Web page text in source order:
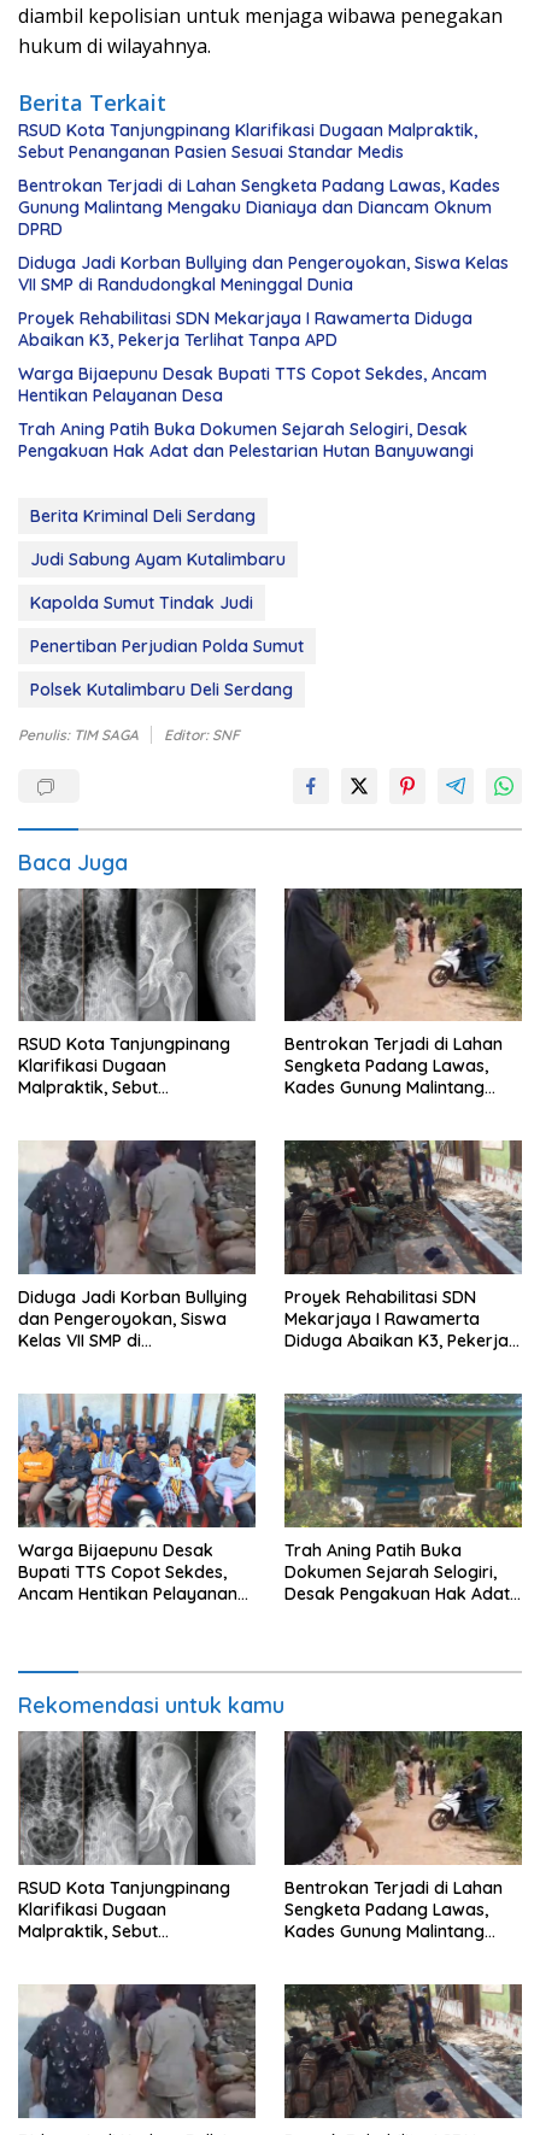
diambil kepolisian untuk menjaga wibawa penegakan
hukum di wilayahnya.
Berita Terkait
RSUD Kota Tanjungpinang Klarifikasi Dugaan Malpraktik,
Sebut Penanganan Pasien Sesuai Standar Medis
Bentrokan Terjadi di Lahan Sengketa Padang Lawas, Kades
Gunung Malintang Mengaku Dianiaya dan Diancam Oknum
DPRD
Diduga Jadi Korban Bullying dan Pengeroyokan, Siswa Kelas
VII SMP di Randudongkal Meninggal Dunia
Proyek Rehabilitasi SDN Mekarjaya I Rawamerta Diduga
Abaikan K3, Pekerja Terlihat Tanpa APD
Warga Bijaepunu Desak Bupati TTS Copot Sekdes, Ancam
Hentikan Pelayanan Desa
Trah Aning Patih Buka Dokumen Sejarah Selogiri, Desak
Pengakuan Hak Adat dan Pelestarian Hutan Banyuwangi
Berita Kriminal Deli Serdang
Judi Sabung Ayam Kutalimbaru
Kapolda Sumut Tindak Judi
Penertiban Perjudian Polda Sumut
Polsek Kutalimbaru Deli Serdang
Penulis: TIM SAGA Editor: SNF
Baca Juga
RSUD Kota Tanjungpinang
Klarifikasi Dugaan
Malpraktik, Sebut
Bentrokan Terjadi di Lahan
Sengketa Padang Lawas,
Kades Gunung Malintang
Diduga Jadi Korban Bullying
dan Pengeroyokan, Siswa
Kelas VII SMP di
Proyek Rehabilitasi SDN
Mekarjaya I Rawamerta
Diduga Abaikan K3, Pekerja
Warga Bijaepunu Desak
Bupati TTS Copot Sekdes,
Ancam Hentikan Pelayanan
Trah Aning Patih Buka
Dokumen Sejarah Selogiri,
Desak Pengakuan Hak Adat
Rekomendasi untuk kamu
RSUD Kota Tanjungpinang
Klarifikasi Dugaan
Malpraktik, Sebut
Bentrokan Terjadi di Lahan
Sengketa Padang Lawas,
Kades Gunung Malintang